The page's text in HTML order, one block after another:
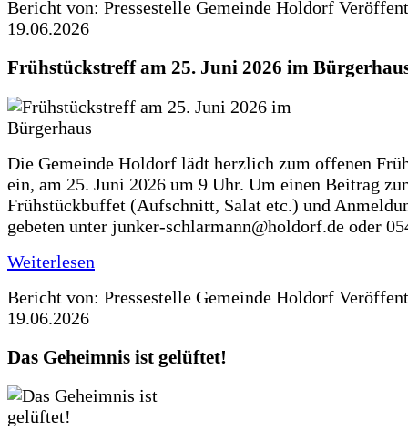
Bericht von: Pressestelle Gemeinde Holdorf
19.06.2026
Frühstückstreff am 25. Juni 2026 im
Die Gemeinde Holdorf lädt herzlich zum offenen
ein, am 25. Juni 2026 um 9 Uhr. Um einen Beitrag
Frühstückbuffet (Aufschnitt, Salat etc.) und
gebeten unter junker-schlarmann@holdorf.de oder
Weiterlesen
Bericht von: Pressestelle Gemeinde Holdorf
19.06.2026
Das Geheimnis ist gelüftet!